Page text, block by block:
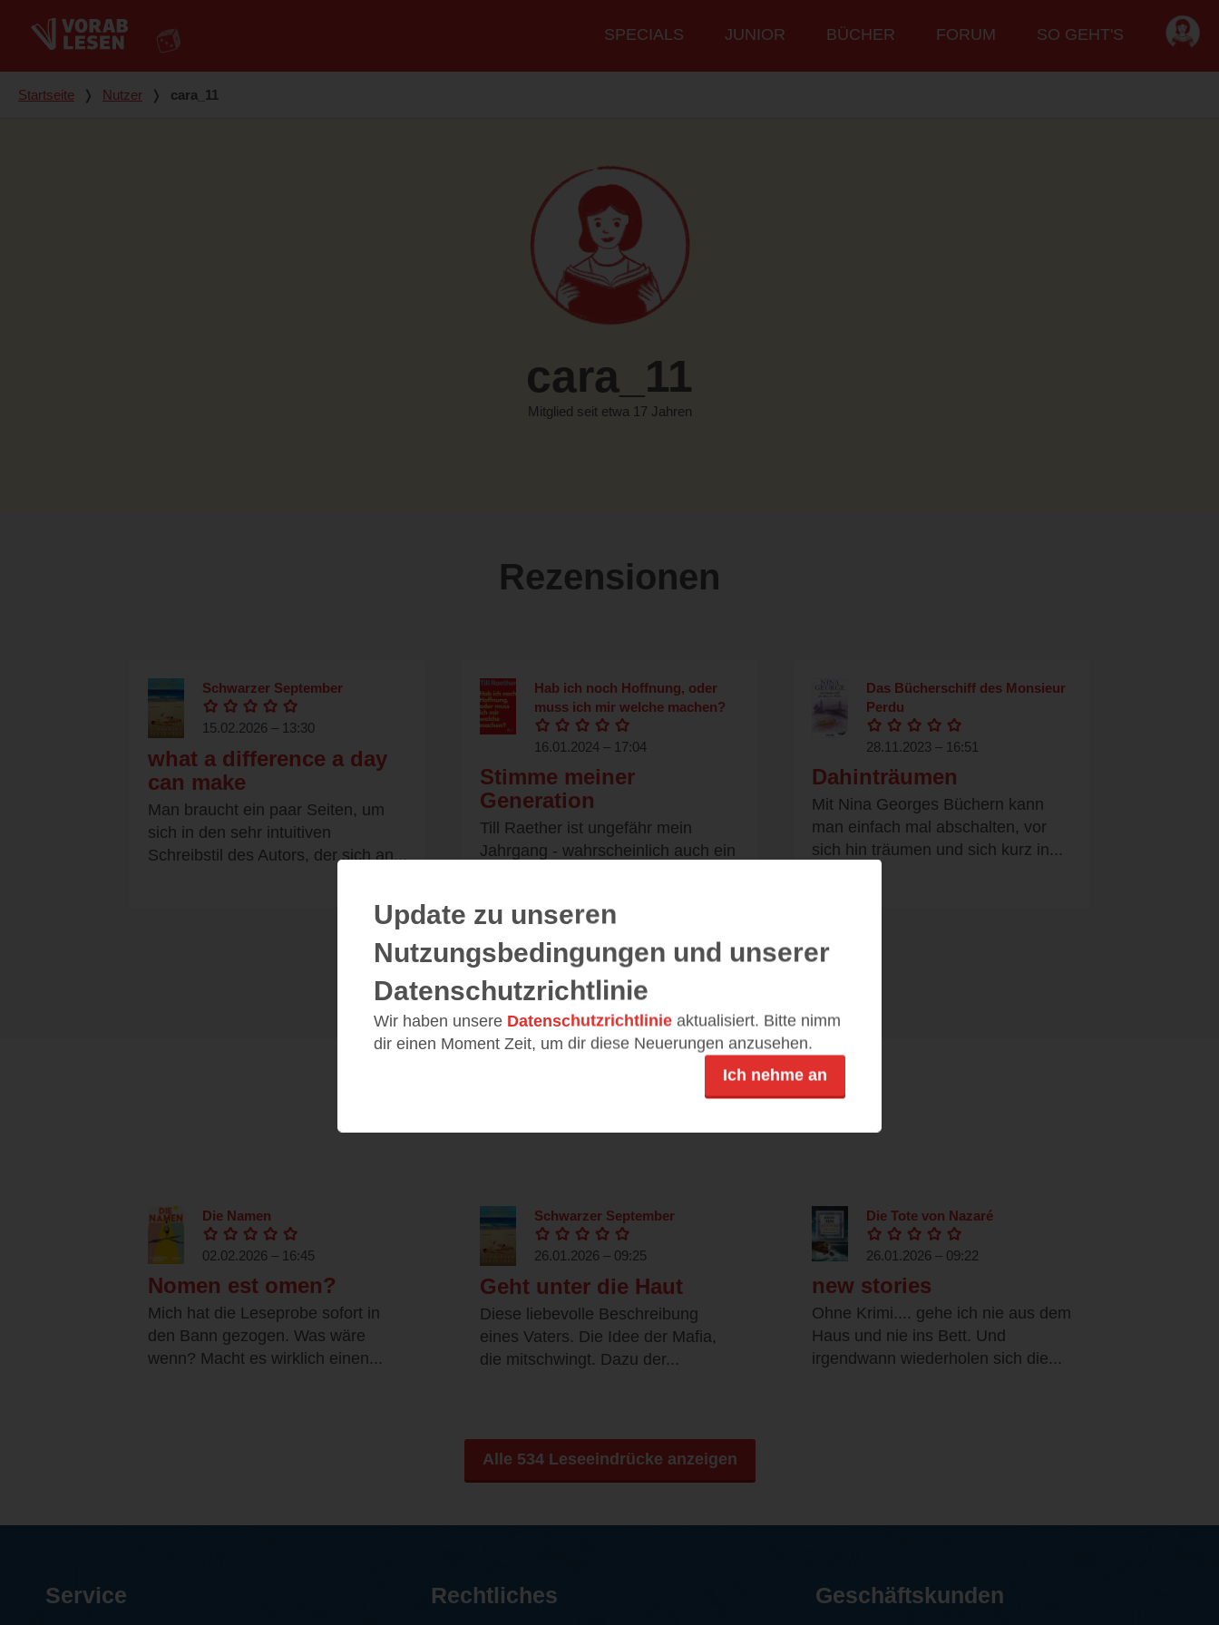
Hauptmenü
SPECIALS JUNIOR BÜCHER FORUM SO GEHT'S
Du bist hier
Startseite ❭ Nutzer ❭ cara_11
cara_11
Mitglied seit etwa 17 Jahren
Rezensionen
Schwarzer September
15.02.2026 – 13:30
what a difference a day
can make
Man braucht ein paar Seiten, um
sich in den sehr intuitiven
Schreibstil des Autors, der sich an...
Hab ich noch Hoffnung, oder
muss ich mir welche machen?
16.01.2024 – 17:04
Stimme meiner
Generation
Till Raether ist ungefähr mein
Jahrgang - wahrscheinlich auch ein
Das Bücherschiff des Monsieur
Perdu
28.11.2023 – 16:51
Dahinträumen
Mit Nina Georges Büchern kann
man einfach mal abschalten, vor
sich hin träumen und sich kurz in...
Alle 110 Rezensionen anzeigen
Leseeindrücke
Die Namen
02.02.2026 – 16:45
Nomen est omen?
Mich hat die Leseprobe sofort in
den Bann gezogen. Was wäre
wenn? Macht es wirklich einen...
Schwarzer September
26.01.2026 – 09:25
Geht unter die Haut
Diese liebevolle Beschreibung
eines Vaters. Die Idee der Mafia,
die mitschwingt. Dazu der...
Die Tote von Nazaré
26.01.2026 – 09:22
new stories
Ohne Krimi.... gehe ich nie aus dem
Haus und nie ins Bett. Und
irgendwann wiederholen sich die...
Alle 534 Leseeindrücke anzeigen
Update zu unseren
Nutzungsbedingungen und unserer
Datenschutzrichtlinie
Wir haben unsere Datenschutzrichtlinie aktualisiert. Bitte nimm
dir einen Moment Zeit, um dir diese Neuerungen anzusehen.
Ich nehme an
Service Rechtliches Geschäftskunden